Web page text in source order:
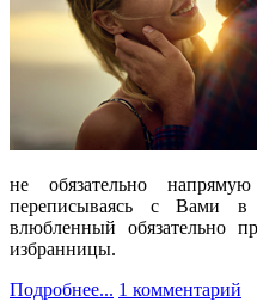
не обязательно
переписываясь с Вами
влюбленный обязательно
избранницы.
Подробнее... 1 комментарий